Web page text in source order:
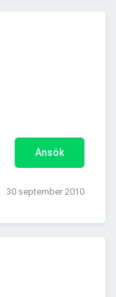
Ansök
30 september 2010